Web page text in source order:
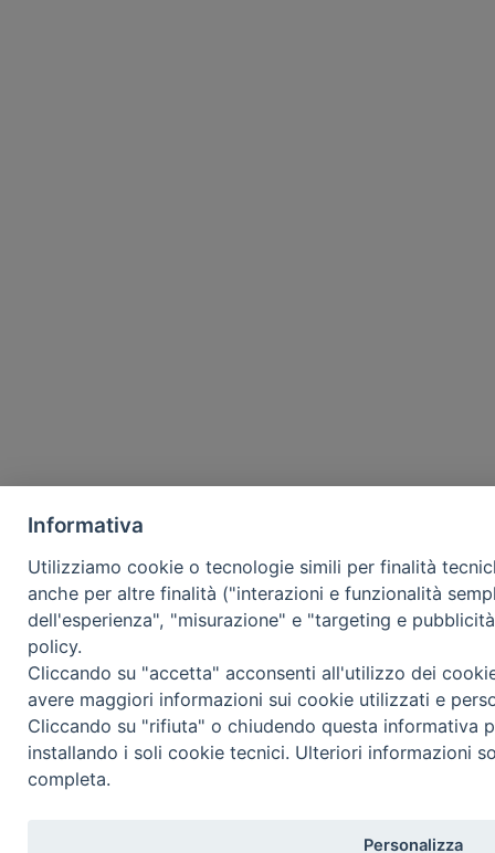
Informativa
Utilizziamo cookie o tecnologie simili per finalità
anche per altre finalità ("interazioni e funzionalità
dell'esperienza", "misurazione" e "targeting e
policy.
Cliccando su "accetta" acconsenti all'utilizzo dei
avere maggiori informazioni sui cookie utilizzati e
Cliccando su "rifiuta" o chiudendo questa informativa
installando i soli cookie tecnici. Ulteriori informazioni
completa.
Personalizza